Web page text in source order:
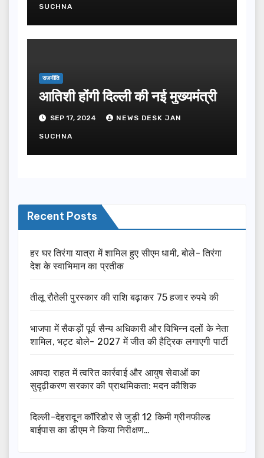
SUCHNA
राजनीति
आतिशी होंगी दिल्ली की नई मुख्यमंत्री
SEP 17, 2024 NEWS DESK JAN
SUCHNA
Recent Posts
हर घर तिरंगा यात्रा में शामिल हुए सीएम धामी, बोले- तिरंगा
देश के स्वाभिमान का प्रतीक
तीलू रौतेली पुरस्कार की राशि बढ़ाकर 75 हजार रुपये की
भाजपा में सैकड़ों पूर्व सैन्य अधिकारी और विभिन्न दलों के नेता
शामिल, भट्ट बोले- 2027 में जीत की हैट्रिक लगाएगी पार्टी
आपदा राहत में त्वरित कार्रवाई और आयुष सेवाओं का
सुदृढ़ीकरण सरकार की प्राथमिकता: मदन कौशिक
दिल्ली-देहरादून कॉरिडोर से जुड़ी 12 किमी ग्रीनफील्ड
बाईपास का डीएम ने किया निरीक्षण…